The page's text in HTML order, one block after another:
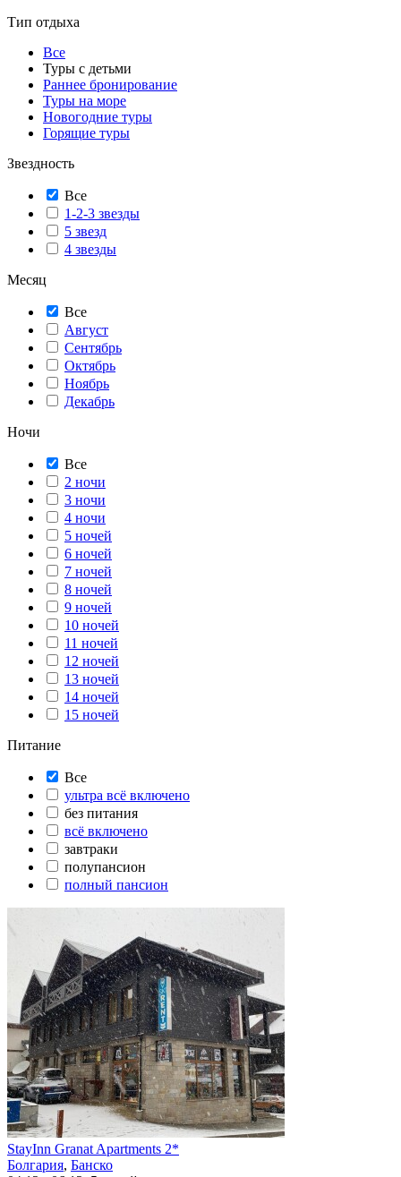
Тип отдыха
Все
Туры с детьми
Раннее бронирование
Туры на море
Новогодние туры
Горящие туры
Звездность
Все
1-2-3 звезды
5 звезд
4 звезды
Месяц
Все
Август
Сентябрь
Октябрь
Ноябрь
Декабрь
Ночи
Все
2 ночи
3 ночи
4 ночи
5 ночей
6 ночей
7 ночей
8 ночей
9 ночей
10 ночей
11 ночей
12 ночей
13 ночей
14 ночей
15 ночей
Питание
Все
ультра всё включено
без питания
всё включено
завтраки
полупансион
полный пансион
StayInn Granat Apartments 2*
Болгария, Банско